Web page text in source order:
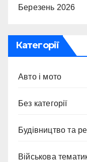
Березень 2026
Категорії
Авто і мото
Без категорії
Будівництво та
Військова